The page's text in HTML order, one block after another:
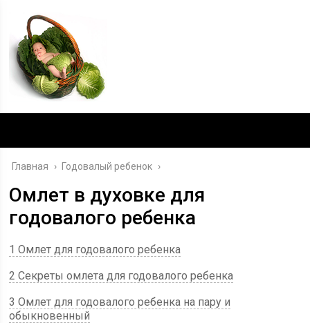
Главная › Годовалый ребенок ›
Омлет в духовке для
годовалого ребенка
1 Омлет для годовалого ребенка
2 Секреты омлета для годовалого ребенка
3 Омлет для годовалого ребенка на пару и
обыкновенный